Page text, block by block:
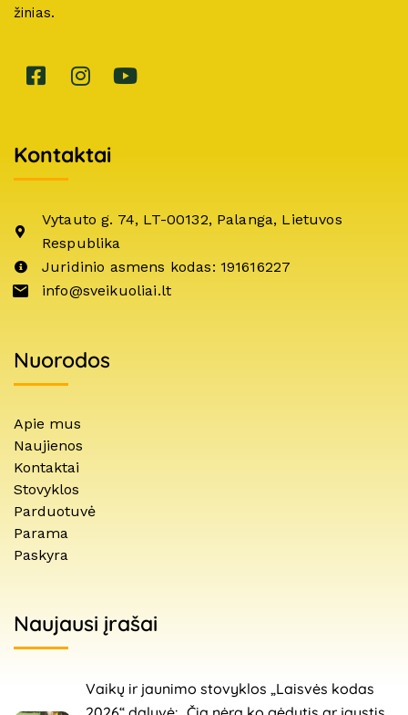
žinias.
Kontaktai
Vytauto g. 74, LT-00132, Palanga, Lietuvos
Respublika
Juridinio asmens kodas: 191616227
info@sveikuoliai.lt
Nuorodos
Apie mus
Naujienos
Kontaktai
Stovyklos
Parduotuvė
Parama
Paskyra
Naujausi įrašai
Vaikų ir jaunimo stovyklos „Laisvės kodas